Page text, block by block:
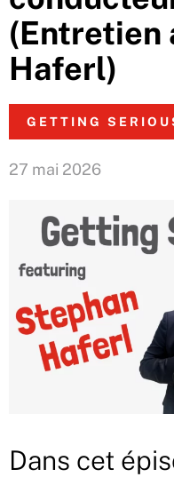
(Entretien
Haferl)
GETTING
27 mai 2026
Dans cet